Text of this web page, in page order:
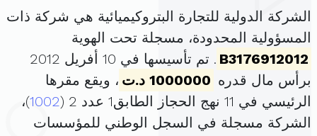
الشركة الدولية للتجارة البتروكيميائية هي شركة ذات
المسؤولية المحدودة، مسجلة تحت الهوية
B3176912012
. تم تأسيسها في 10 أفريل 2012
برأس مال قدره 1000000 د.ت
، ويقع مقرها
الرئيسي في 11 نهج الحجاز الطابق1 عدد 2 (
1002)،
الشركة مسجلة في السجل الوطني للمؤسسات